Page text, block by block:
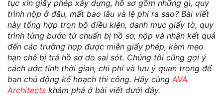
tục xin giấy phép xây dựng, hồ sơ gồm những gì, quy
trình nộp ở đâu, mất bao lâu và lệ phí ra sao? Bài viết
này tổng hợp trọn bộ điều kiện, danh mục giấy tờ, quy
trình từng bước từ chuẩn bị hồ sơ, nộp và nhận kết quả
đến các trường hợp được miễn giấy phép, kèm mẹo
hạn chế bị trả hồ sơ do sai sót. Chúng tôi cũng gợi ý
cách ước tính thời gian, chi phí và lưu ý quan trọng để
bạn chủ động kế hoạch thi công. Hãy cùng AVA
Architects khám phá ở bài viết dưới đây.